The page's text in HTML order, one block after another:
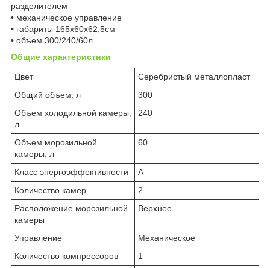
разделителем
• механическое управление
• габариты 165x60x62,5см
• объем 300/240/60л
Общие характеристики
Цвет
Серебристый металлопласт
Общий объем, л
300
Объем холодильной камеры,
л
240
Объем морозильной
камеры, л
60
Класс энергоэффективности
A
Количество камер
2
Расположение морозильной
камеры
Верхнее
Управление
Механическое
Количество компрессоров
1